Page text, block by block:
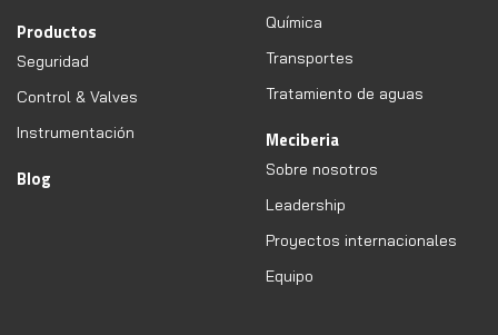
Productos
Seguridad
Control & Valves
Instrumentación
Blog
Química
Transportes
Tratamiento de aguas
Meciberia
Sobre nosotros
Leadership
Proyectos internacionales
Equipo